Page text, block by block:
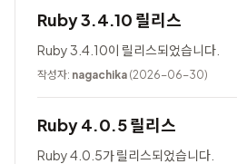
Ruby 3.4.10 릴리스
Ruby 3.4.10이 릴리스되었습니다.
작성자: nagachika (2026-06-30)
Ruby 4.0.5 릴리스
Ruby 4.0.5가 릴리스되었습니다.